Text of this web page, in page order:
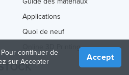
Applications
Quoi de neuf
Online 3D Printing
continuer de
sur Accepter
Accept